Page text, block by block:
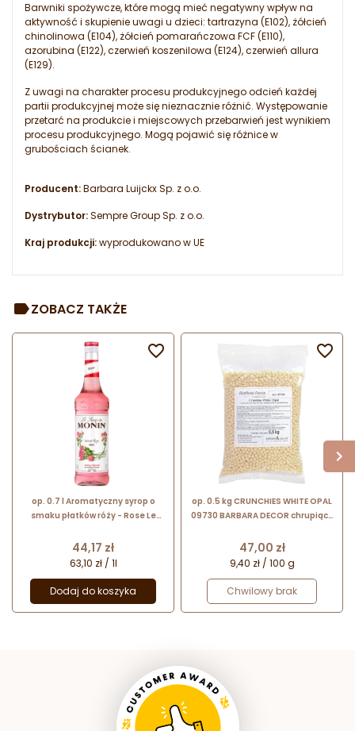
Barwniki spożywcze, które mogą mieć negatywny wpływ na
aktywność i skupienie uwagi u dzieci: tartrazyna (E102), żółcień
chinolinowa (E104), żółcień pomarańczowa FCF (E110),
azorubina (E122), czerwień koszenilowa (E124), czerwień allura
(E129).
Z uwagi na charakter procesu produkcyjnego odcień każdej
partii produkcyjnej może się nieznacznie różnić. Występowanie
przetarć na produkcie i miejscowych przebarwień jest wynikiem
procesu produkcyjnego. Mogą pojawić się różnice w
grubościach ścianek.
Producent:Barbara Luijckx Sp. z o.o.
Dystrybutor:Sempre Group Sp. z o.o.
Kraj produkcji:wyprodukowano w UE
ZOBACZ TAKŻE
op. 0.7 l Aromatyczny syrop o
smaku płatków róży - Rose Le
Cena
44,17 zł
63,10 zł / 1l
Dodaj do koszyka

op. 0.5 kg CRUNCHIES WHITE OPAL
09730 BARBARA DECOR chrupiące
czekoladzie - śr. 4 mm
Cena
47,00 zł
9,40 zł / 100 g
Chwilowy brak
